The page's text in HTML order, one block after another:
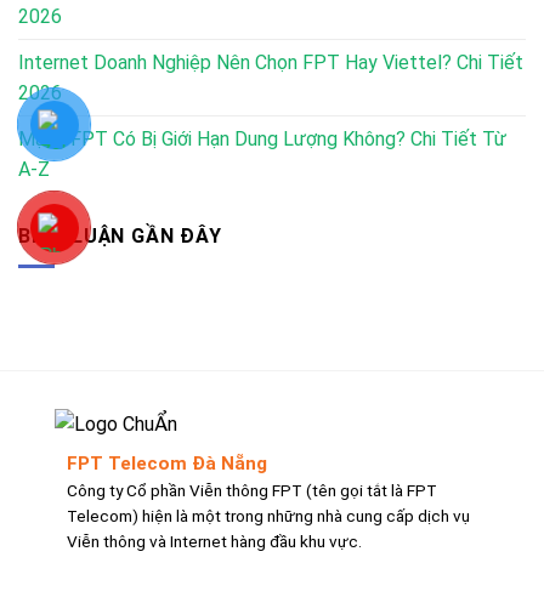
2026
Internet Doanh Nghiệp Nên Chọn FPT Hay Viettel? Chi Tiết
2026
Mạng FPT Có Bị Giới Hạn Dung Lượng Không? Chi Tiết Từ
A-Z
BÌNH LUẬN GẦN ĐÂY
FPT Telecom Đà Nẵng
Công ty Cổ phần Viễn thông FPT (tên gọi tắt là FPT
Telecom) hiện là một trong những nhà cung cấp dịch vụ
Viễn thông và Internet hàng đầu khu vực.